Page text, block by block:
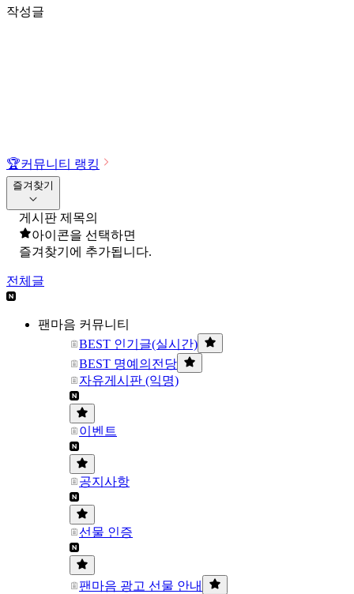
작성글
🏆커뮤니티 랭킹
즐겨찾기
게시판 제목의
아이콘을 선택하면
즐겨찾기에 추가됩니다.
전체글
팬마음 커뮤니티
BEST 인기글(실시간)
BEST 명예의전당
자유게시판 (익명)
이벤트
공지사항
선물 인증
팬마음 광고 선물 안내